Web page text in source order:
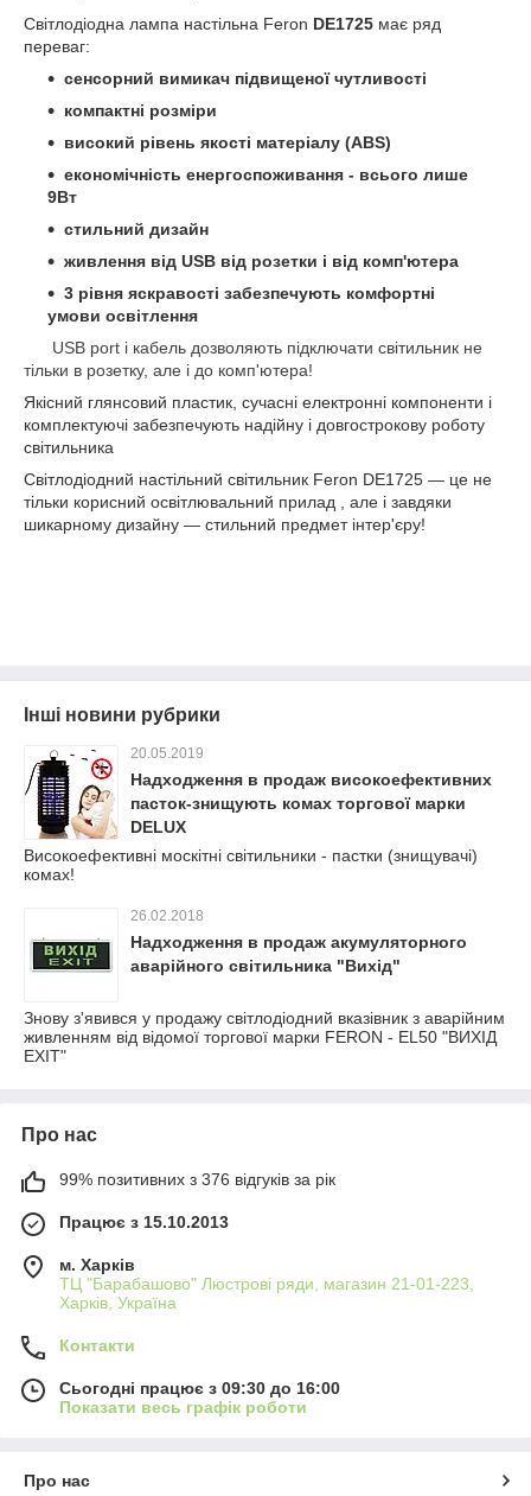
Світлодіодна лампа настільна Feron DE1725 має ряд
переваг:
сенсорний вимикач підвищеної чутливості
компактні розміри
високий рівень якості матеріалу (ABS)
економічність енергоспоживання - всього лише
9Вт
стильний дизайн
живлення від USB від розетки і від комп'ютера
3 рівня яскравості забезпечують комфортні
умови освітлення
USB port і кабель дозволяють підключати світильник не
тільки в розетку, але і до комп'ютера!
Якісний глянсовий пластик, сучасні електронні компоненти і
комплектуючі забезпечують надійну і довгострокову роботу
світильника
Світлодіодний настільний світильник Feron DE1725 ― це не
тільки корисний освітлювальний прилад , але і завдяки
шикарному дизайну ― стильний предмет інтер'єру!
Інші новини рубрики
20.05.2019
Надходження в продаж високоефективних
пасток-знищують комах торгової марки
DELUX
Високоефективні москітні світильники - пастки (знищувачі)
комах!
26.02.2018
Надходження в продаж акумуляторного
аварійного світильника "Вихід"
Знову з'явився у продажу світлодіодний вказівник з аварійним
живленням від відомої торгової марки FERON - EL50 "ВИХІД
EXIT"
Про нас
99% позитивних з 376 відгуків за рік
Працює з 15.10.2013
м. Харків
ТЦ "Барабашово" Люстрові ряди, магазин 21-01-223,
Харків, Україна
Контакти
Сьогодні працює з 09:30 до 16:00
Показати весь графік роботи
Про нас